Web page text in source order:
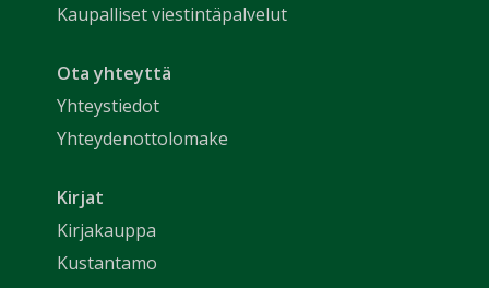
Kaupalliset viestintäpalvelut
Ota yhteyttä
Yhteystiedot
Yhteydenottolomake
Kirjat
Kirjakauppa
Kustantamo